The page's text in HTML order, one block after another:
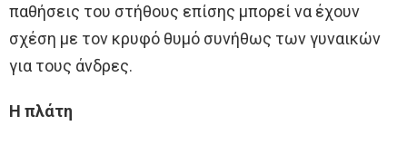
παθήσεις του στήθους επίσης μπορεί να έχουν
σχέση με τον κρυφό θυμό συνήθως των γυναικών
για τους άνδρες.
Η πλάτη